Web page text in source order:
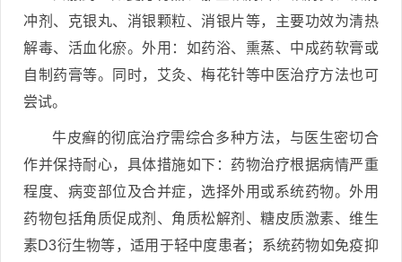
冲剂、克银丸、消银颗粒、消银片等，主要功效为清热
解毒、活血化瘀。外用：如药浴、熏蒸、中成药软膏或
自制药膏等。同时，艾灸、梅花针等中医治疗方法也可
尝试。
牛皮癣的彻底治疗需综合多种方法，与医生密切合
作并保持耐心，具体措施如下：药物治疗根据病情严重
程度、病变部位及合并症，选择外用或系统药物。外用
药物包括角质促成剂、角质松解剂、糖皮质激素、维生
素D3衍生物等，适用于轻中度患者；系统药物如免疫抑